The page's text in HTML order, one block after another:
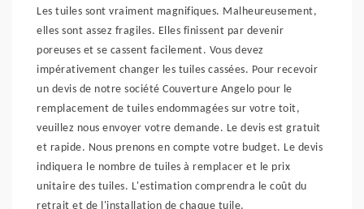
Les tuiles sont vraiment magnifiques. Malheureusement,
elles sont assez fragiles. Elles finissent par devenir
poreuses et se cassent facilement. Vous devez
impérativement changer les tuiles cassées. Pour recevoir
un devis de notre société Couverture Angelo pour le
remplacement de tuiles endommagées sur votre toit,
veuillez nous envoyer votre demande. Le devis est gratuit
et rapide. Nous prenons en compte votre budget. Le devis
indiquera le nombre de tuiles à remplacer et le prix
unitaire des tuiles. L'estimation comprendra le coût du
retrait et de l'installation de chaque tuile.